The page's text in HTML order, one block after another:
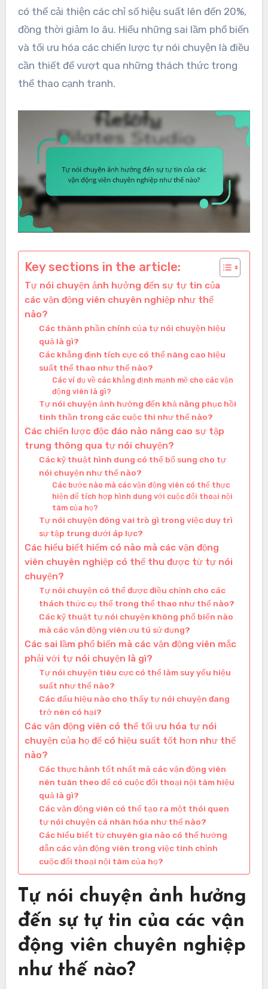
có thể cải thiện các chỉ số hiệu suất lên đến 20%,
đồng thời giảm lo âu. Hiểu những sai lầm phổ biến
và tối ưu hóa các chiến lược tự nói chuyện là điều
cần thiết để vượt qua những thách thức trong
thể thao cạnh tranh.
Key sections in the article:
Tự nói chuyện ảnh hưởng đến sự tự tin của
các vận động viên chuyên nghiệp như thế
nào?
Các thành phần chính của tự nói chuyện hiệu
quả là gì?
Các khẳng định tích cực có thể nâng cao hiệu
suất thể thao như thế nào?
Các ví dụ về các khẳng định mạnh mẽ cho các vận
động viên là gì?
Tự nói chuyện ảnh hưởng đến khả năng phục hồi
tinh thần trong các cuộc thi như thế nào?
Các chiến lược độc đáo nào nâng cao sự tập
trung thông qua tự nói chuyện?
Các kỹ thuật hình dung có thể bổ sung cho tự
nói chuyện như thế nào?
Các bước nào mà các vận động viên có thể thực
hiện để tích hợp hình dung với cuộc đối thoại nội
tâm của họ?
Tự nói chuyện đóng vai trò gì trong việc duy trì
sự tập trung dưới áp lực?
Các hiểu biết hiếm có nào mà các vận động
viên chuyên nghiệp có thể thu được từ tự nói
chuyện?
Tự nói chuyện có thể được điều chỉnh cho các
thách thức cụ thể trong thể thao như thế nào?
Các kỹ thuật tự nói chuyện không phổ biến nào
mà các vận động viên ưu tú sử dụng?
Các sai lầm phổ biến mà các vận động viên mắc
phải với tự nói chuyện là gì?
Tự nói chuyện tiêu cực có thể làm suy yếu hiệu
suất như thế nào?
Các dấu hiệu nào cho thấy tự nói chuyện đang
trở nên có hại?
Các vận động viên có thể tối ưu hóa tự nói
chuyện của họ để có hiệu suất tốt hơn như thế
nào?
Các thực hành tốt nhất mà các vận động viên
nên tuân theo để có cuộc đối thoại nội tâm hiệu
quả là gì?
Các vận động viên có thể tạo ra một thói quen
tự nói chuyện cá nhân hóa như thế nào?
Các hiểu biết từ chuyên gia nào có thể hướng
dẫn các vận động viên trong việc tinh chỉnh
cuộc đối thoại nội tâm của họ?
Tự nói chuyện ảnh hưởng
đến sự tự tin của các vận
động viên chuyên nghiệp
như thế nào?